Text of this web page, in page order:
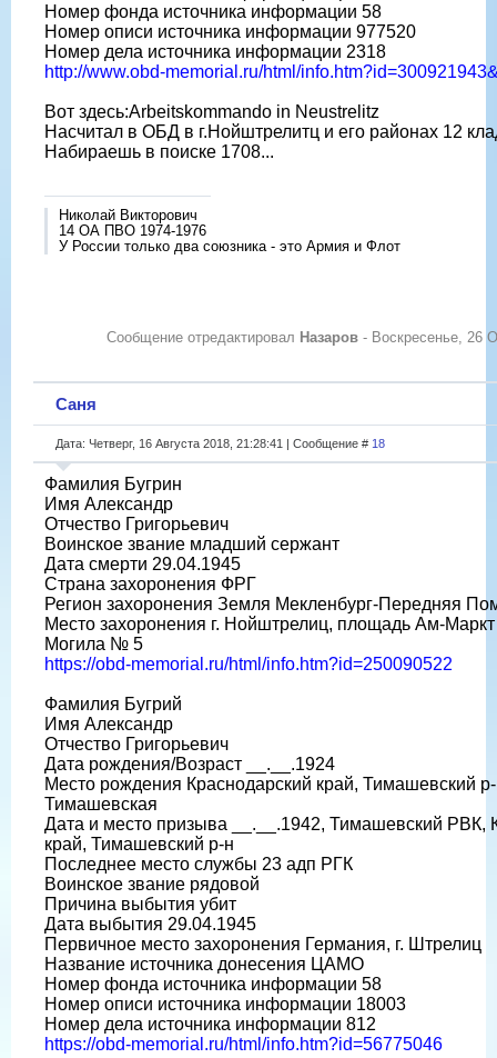
Номер фонда источника информации 58
Номер описи источника информации 977520
Номер дела источника информации 2318
http://www.obd-memorial.ru/html/
Вот здесь:Arbeitskommando in Neustrelitz
Насчитал в ОБД в г.Нойштрелитц и его районах 12
Набираешь в поиске 1708...
Николай Викторович
14 ОА ПВО 1974-1976
У России только два союзника - это Армия и Флот
Сообщение отредактировал Назаров - Воскресенье, 26
Саня
Дата: Четверг, 16 Августа 2018, 21:28:41 | Сообщение # 18
Фамилия Бугрин
Имя Александр
Отчество Григорьевич
Воинское звание младший сержант
Дата смерти 29.04.1945
Страна захоронения ФРГ
Регион захоронения Земля Мекленбург-Передняя
Место захоронения г. Нойштрелиц, площадь Ам-Маркт
Могила № 5
https://obd-memorial.ru/html/info.htm?id=250090522
Фамилия Бугрий
Имя Александр
Отчество Григорьевич
Дата рождения/Возраст __.__.1924
Место рождения Краснодарский край, Тимашевский р-
Тимашевская
Дата и место призыва __.__.1942, Тимашевский РВК,
край, Тимашевский р-н
Последнее место службы 23 адп РГК
Воинское звание рядовой
Причина выбытия убит
Дата выбытия 29.04.1945
Первичное место захоронения Германия, г. Штрелиц
Название источника донесения ЦАМО
Номер фонда источника информации 58
Номер описи источника информации 18003
Номер дела источника информации 812
https://obd-memorial.ru/html/info.htm?id=56775046